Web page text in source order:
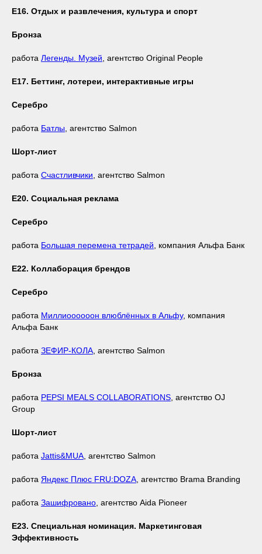
Е16. Отдых и развлечения, культура и спорт
Бронза
работа Легенды. Музей , агентство Original People
Е17. Беттинг, лотереи, интерактивные игры
Серебро
работа Батлы , агентство Salmon
Шорт-лист
работа Счастливчики , агентство Salmon
Е20. Социальная реклама
Серебро
работа Большая перемена тетрадей , компания Альфа Банк
Е22. Коллаборация брендов
Серебро
работа Миллиоооооон влюблённых в Альфу, компания
Альфа Банк
работа ЗЕФИР-КОЛА , агентство Salmon
Бронза
работа PEPSI MEALS COLLABORATIONS , агентство OJ
Group
Шорт-лист
работа Jattis&MUA , агентство Salmon
работа Яндекс Плюс FRU:DOZA , агентство Brama Branding
работа Зашифровано , агентство Aida Pioneer
Е23. Специальная номинация. Маркетинговая
Эффективность